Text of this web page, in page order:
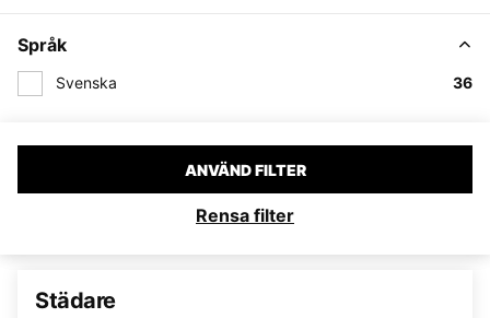
Språk
Svenska 36
ANVÄND FILTER
Rensa filter
Städare